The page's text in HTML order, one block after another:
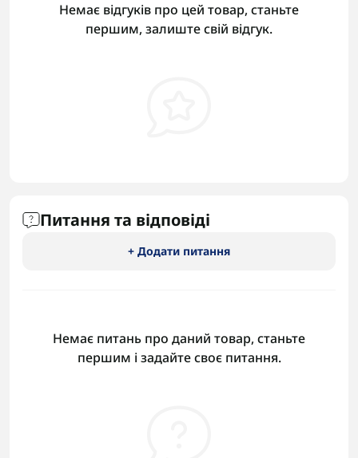
Немає відгуків про цей товар, станьте
першим, залиште свій відгук.
Питання та відповіді
+ Додати питання
Немає питань про даний товар, станьте
першим і задайте своє питання.